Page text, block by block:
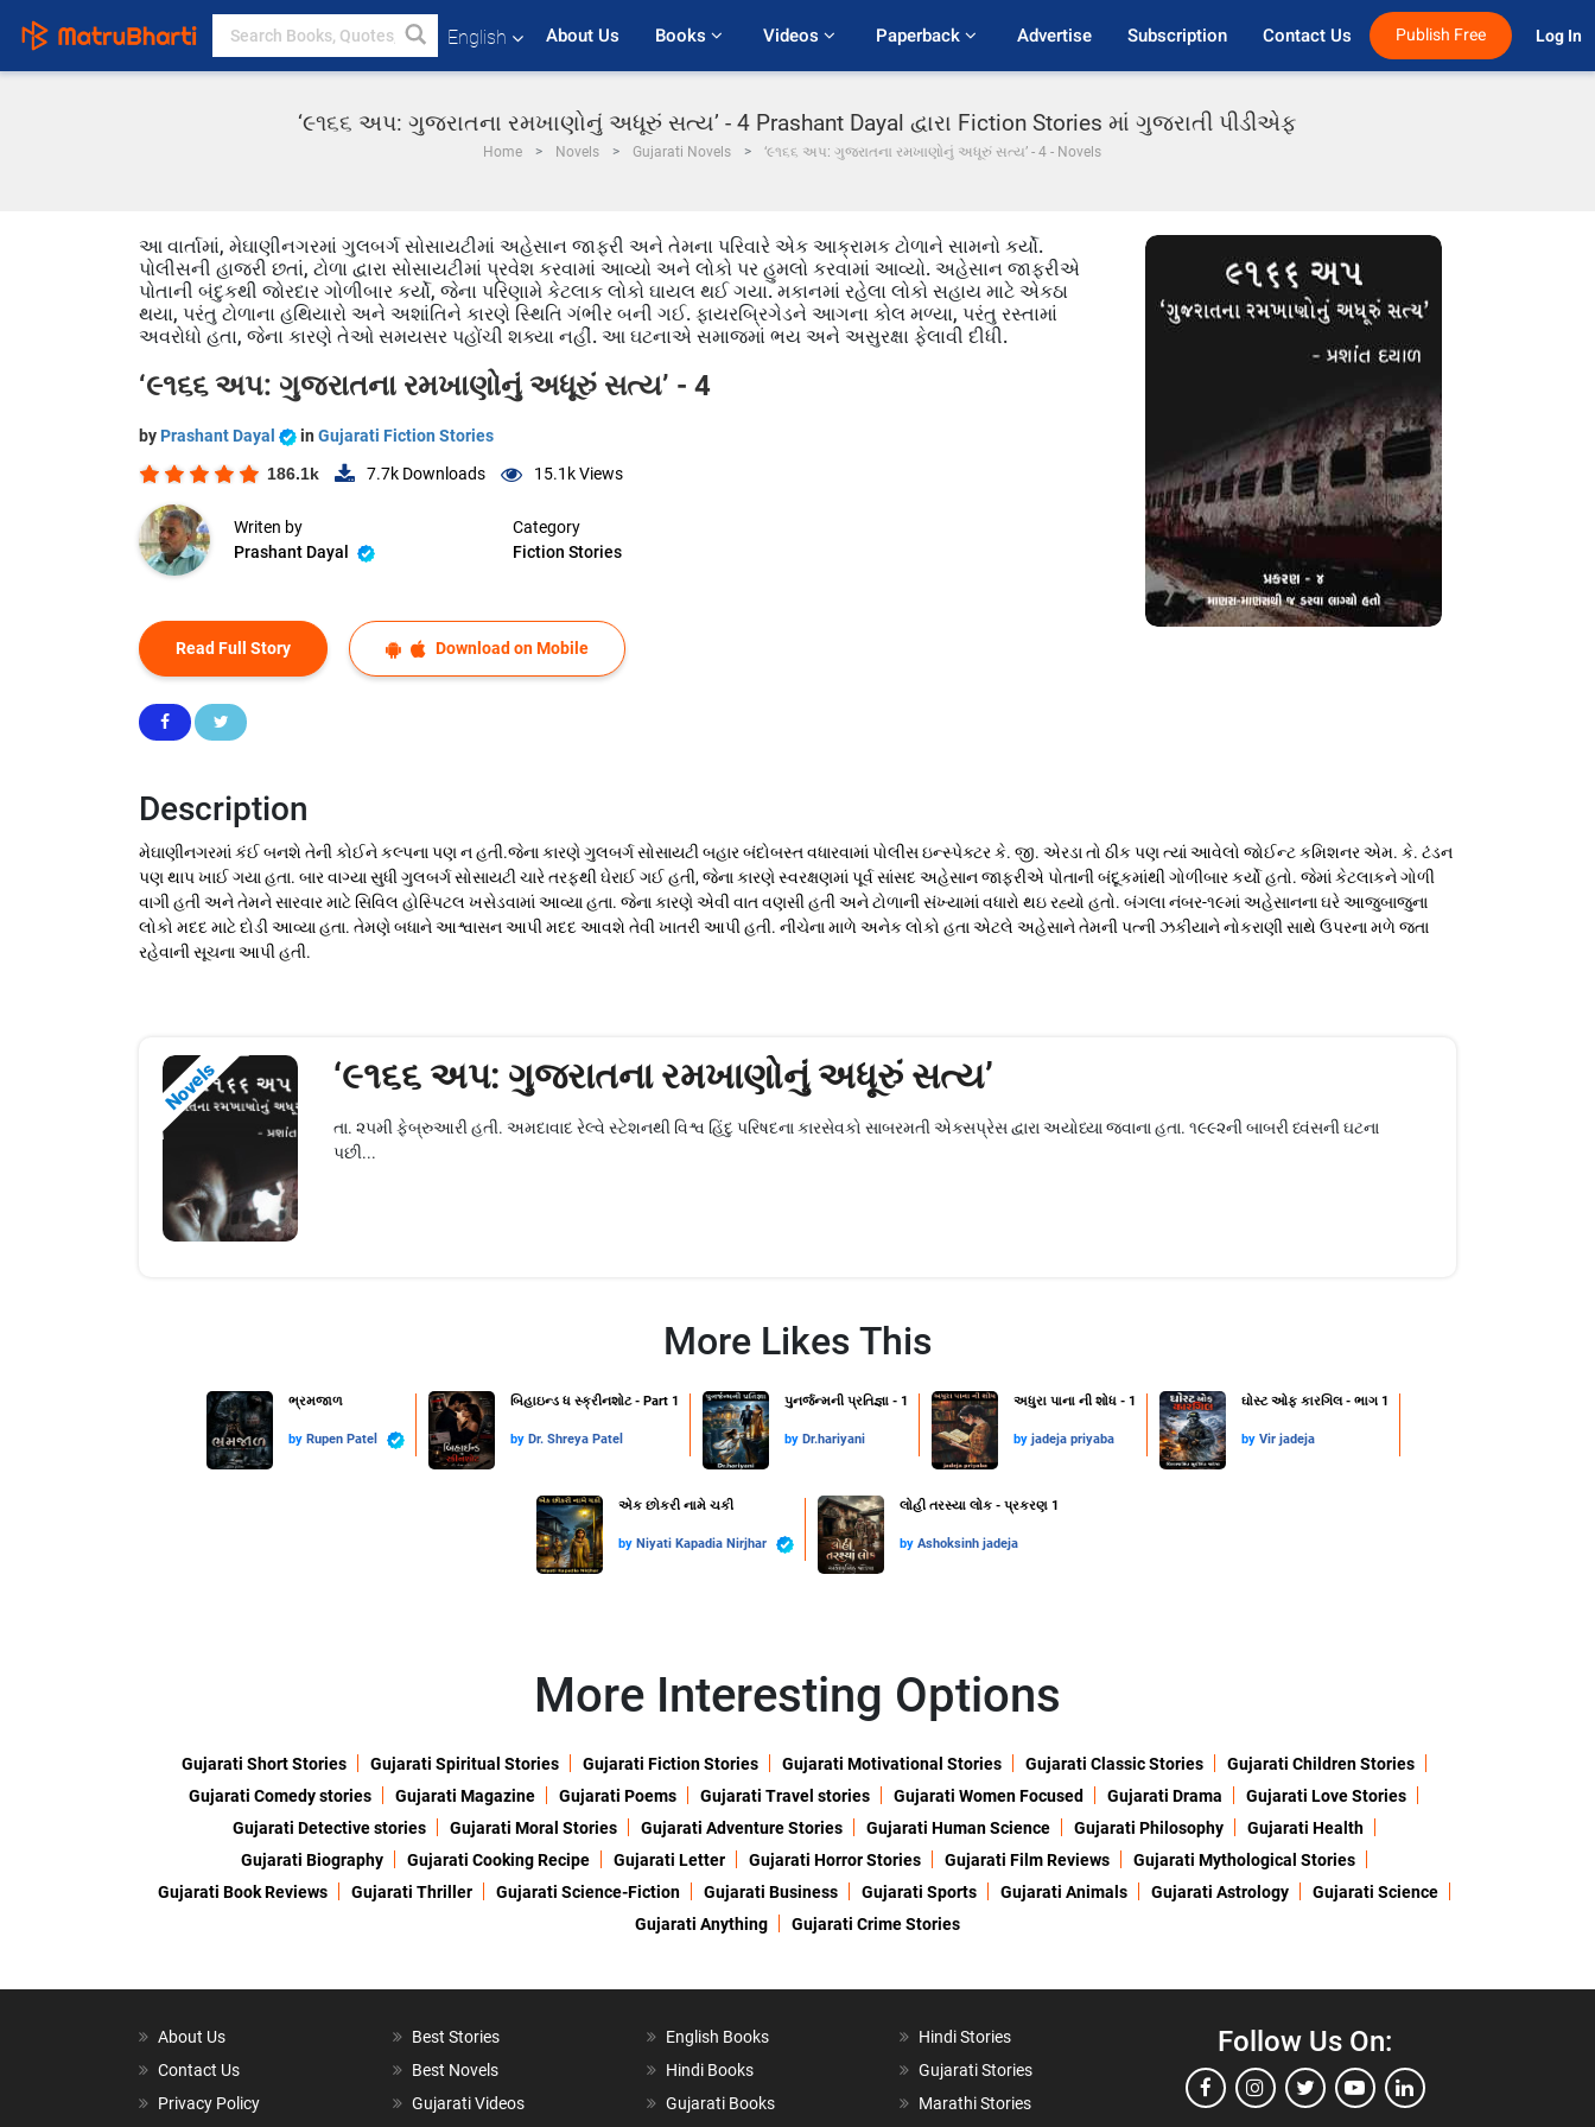
English About Us Books Videos Paperback Advertise Subscription Contact Us Publish Free Log In
‘૯૧૬૬ અપ: ગુજરાતના રમખાણોનું અધૂરું સત્ય’ - 4 Prashant Dayal દ્વારા Fiction Stories માં ગુજરાતી પીડીએફ
Home Novels Gujarati Novels ‘૯૧૬૬ અપ: ગુજરાતના રમખાણોનું અધૂરું સત્ય’ - 4 - Novels
આ વાર્તામાં, મેઘાણીનગરમાં ગુલબર્ગ સોસાયટીમાં અહેસાન જાફરી અને તેમના પરિવારે એક આક્રામક ટોળાને સામનો કર્યો.
પોલીસની હાજરી છતાં, ટોળા દ્વારા સોસાયટીમાં પ્રવેશ કરવામાં આવ્યો અને લોકો પર હુમલો કરવામાં આવ્યો. અહેસાન જાફરીએ
પોતાની બંદુકથી જોરદાર ગોળીબાર કર્યો, જેના પરિણામે કેટલાક લોકો ઘાયલ થઈ ગયા. મકાનમાં રહેલા લોકો સહાય માટે એકઠા
થયા, પરંતુ ટોળાના હથિયારો અને અશાંતિને કારણે સ્થિતિ ગંભીર બની ગઈ. ફાયરબ્રિગેડને આગના કોલ મળ્યા, પરંતુ રસ્તામાં
અવરોધો હતા, જેના કારણે તેઓ સમયસર પહોંચી શક્યા નહીં. આ ઘટનાએ સમાજમાં ભય અને અસુરક્ષા ફેલાવી દીધી.
‘૯૧૬૬ અપ: ગુજરાતના રમખાણોનું અધૂરું સત્ય’ - 4
by Prashant Dayal in Gujarati Fiction Stories
186.1k 7.7k Downloads 15.1kViews
Writen by
Prashant Dayal
Category
Fiction Stories
Read Full Story Download on Mobile
Description
મેઘાણીનગરમાં કંઈ બનશે તેની કોઈને કલ્પના પણ ન હતી.જેના કારણે ગુલબર્ગ સોસાયટી બહાર બંદોબસ્ત વધારવામાં પોલીસ ઇન્સ્પેક્ટર કે. જી. એરડા તો ઠીક પણ ત્યાં આવેલો જોઈન્ટ કમિશનર એમ. કે. ટંડન
પણ થાપ ખાઈ ગયા હતા. બાર વાગ્યા સુધી ગુલબર્ગ સોસાયટી ચારે તરફથી ઘેરાઈ ગઈ હતી, જેના કારણે સ્વરક્ષણમાં પૂર્વ સાંસદ અહેસાન જાફરીએ પોતાની બંદૂકમાંથી ગોળીબાર કર્યો હતો. જેમાં કેટલાકને ગોળી
વાગી હતી અને તેમને સારવાર માટે સિવિલ હોસ્પિટલ ખસેડવામાં આવ્યા હતા. જેના કારણે એવી વાત વણસી હતી અને ટોળાની સંખ્યામાં વધારો થઇ રહ્યો હતો. બંગલા નંબર-૧૯માં અહેસાનના ઘરે આજુબાજુના
લોકો મદદ માટે દોડી આવ્યા હતા. તેમણે બધાને આશ્વાસન આપી મદદ આવશે તેવી ખાતરી આપી હતી. નીચેના માળે અનેક લોકો હતા એટલે અહેસાને તેમની પત્ની ઝકીયાને નોકરાણી સાથે ઉપરના મળે જતા
રહેવાની સૂચના આપી હતી.
Novels ‘૯૧૬૬ અપ: ગુજરાતના રમખાણોનું અધૂરું સત્ય’
તા. ૨૫મી ફેબ્રુઆરી હતી. અમદાવાદ રેલ્વે સ્ટેશનથી વિશ્વ હિંદુ પરિષદના કારસેવકો સાબરમતી એક્સપ્રેસ દ્વારા અયોધ્યા જવાના હતા. ૧૯૯૨ની બાબરી ધ્વંસની ઘટના
પછી...
More Likes This
ભ્રમજાળ
by Rupen Patel
બિહાઇન્ડ ધ સ્ક્રીનશોટ - Part 1
by Dr. Shreya Patel
પુનર્જન્મની પ્રતિજ્ઞા - 1
by Dr.hariyani
અધુરા પાના ની શોધ - 1
by jadeja priyaba
ઘોસ્ટ ઓફ કારગિલ - ભાગ 1
by Vir jadeja
એક છોકરી નામે ચકી
by Niyati Kapadia Nirjhar
લોહી તરસ્યા લોક - પ્રકરણ 1
by Ashoksinh jadeja
More Interesting Options
Gujarati Short Stories Gujarati Spiritual Stories Gujarati Fiction Stories Gujarati Motivational Stories Gujarati Classic Stories
Gujarati Children Stories
Gujarati Comedy stories
Gujarati Magazine Gujarati Poems Gujarati Travel stories Gujarati Women Focused Gujarati Drama
Gujarati Love Stories
Gujarati Detective stories
Gujarati Moral Stories Gujarati Adventure Stories Gujarati Human Science Gujarati Philosophy
Gujarati Health
Gujarati Biography
Gujarati Cooking Recipe Gujarati Letter Gujarati Horror Stories Gujarati Film Reviews
Gujarati Mythological Stories
Gujarati Book Reviews
Gujarati Thriller Gujarati Science-Fiction Gujarati Business Gujarati Sports Gujarati Animals Gujarati Astrology
Gujarati Science
Gujarati Anything
Gujarati Crime Stories
About Us
Contact Us
Privacy Policy
Best Stories
Best Novels
Gujarati Videos
English Books
Hindi Books
Gujarati Books
Hindi Stories
Gujarati Stories
Marathi Stories
Follow Us On: